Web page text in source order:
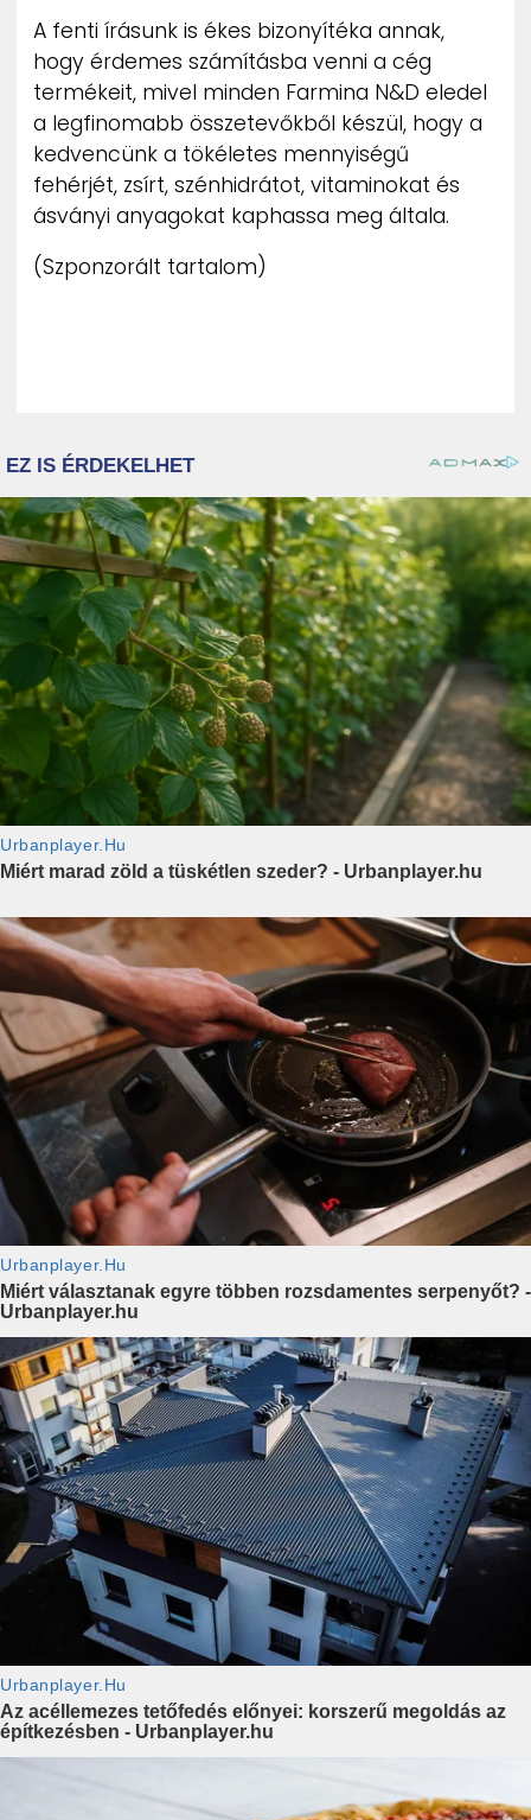
A fenti írásunk is ékes bizonyítéka annak,
hogy érdemes számításba venni a cég
termékeit, mivel minden Farmina N&D eledel
a legfinomabb összetevőkből készül, hogy a
kedvencünk a tökéletes mennyiségű
fehérjét, zsírt, szénhidrátot, vitaminokat és
ásványi anyagokat kaphassa meg általa.
(Szponzorált tartalom)